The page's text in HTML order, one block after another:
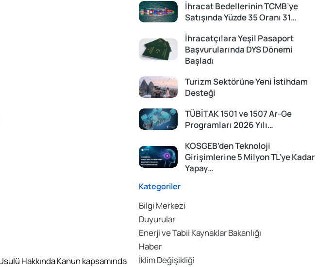
Hakkında Kanun kapsamında
İhracat Bedellerinin TCMB’ye
Satışında Yüzde 35 Oranı 31…
İhracatçılara Yeşil Pasaport
Başvurularında DYS Dönemi
Başladı
Turizm Sektörüne Yeni İstihdam
Desteği
TÜBİTAK 1501 ve 1507 Ar-Ge
Programları 2026 Yılı…
KOSGEB’den Teknoloji
Girişimlerine 5 Milyon TL’ye Kadar
Yapay…
Kategoriler
Bilgi Merkezi
Duyurular
Enerji ve Tabii Kaynaklar Bakanlığı
Haber
İklim Değişikliği